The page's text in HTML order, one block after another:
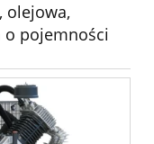
olejowa,
o pojemności